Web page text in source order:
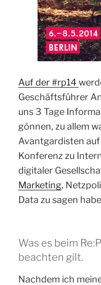
Auf der #rp14
Geschäftsführer
uns 3 Tage
gönnen, zu allem
Avantgardisten
Konferenz zu
digitaler
Marketing,
Data zu sagen
Was es beim
beachten gilt.
Nachdem ich